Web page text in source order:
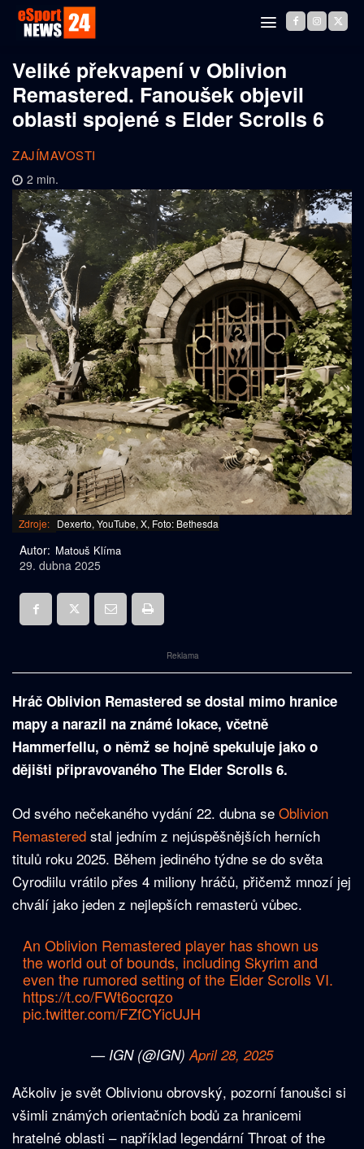
Veliké překvapení v Oblivion
Remastered. Fanoušek objevil
oblasti spojené s Elder Scrolls 6
ZAJÍMAVOSTI
2 min.
Zdroje: Dexerto, YouTube, X, Foto: Bethesda
Autor: Matouš Klíma
29. dubna 2025
Reklama
Hráč Oblivion Remastered se dostal mimo hranice
mapy a narazil na známé lokace, včetně
Hammerfellu, o němž se hojně spekuluje jako o
dějišti připravovaného The Elder Scrolls 6.
Od svého nečekaného vydání 22. dubna se Oblivion
Remastered stal jedním z nejúspěšnějších herních
titulů roku 2025. Během jediného týdne se do světa
Cyrodiilu vrátilo přes 4 miliony hráčů, přičemž mnozí jej
chválí jako jeden z nejlepších remasterů vůbec.
An Oblivion Remastered player has shown us
the world out of bounds, including Skyrim and
even the rumored setting of the Elder Scrolls VI.
https://t.co/FWt6ocrqzo
pic.twitter.com/FZfCYicUJH
— IGN (@IGN)April 28, 2025
Ačkoliv je svět Oblivionu obrovský, pozorní fanoušci si
všimli známých orientačních bodů za hranicemi
hratelné oblasti – například legendární Throat of the